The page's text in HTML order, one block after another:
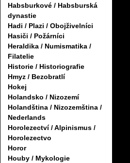
Habsburkové / Habsburská
dynastie
Hadi / Plazi / Obojživelníci
Hasiči / Požárníci
Heraldika / Numismatika /
Filatelie
Historie / Historiografie
Hmyz / Bezobratlí
Hokej
Holandsko / Nizozemí
Holandština / Nizozemština /
Nederlands
Horolezectví / Alpinismus /
Horolezectvo
Horor
Houby / Mykologie